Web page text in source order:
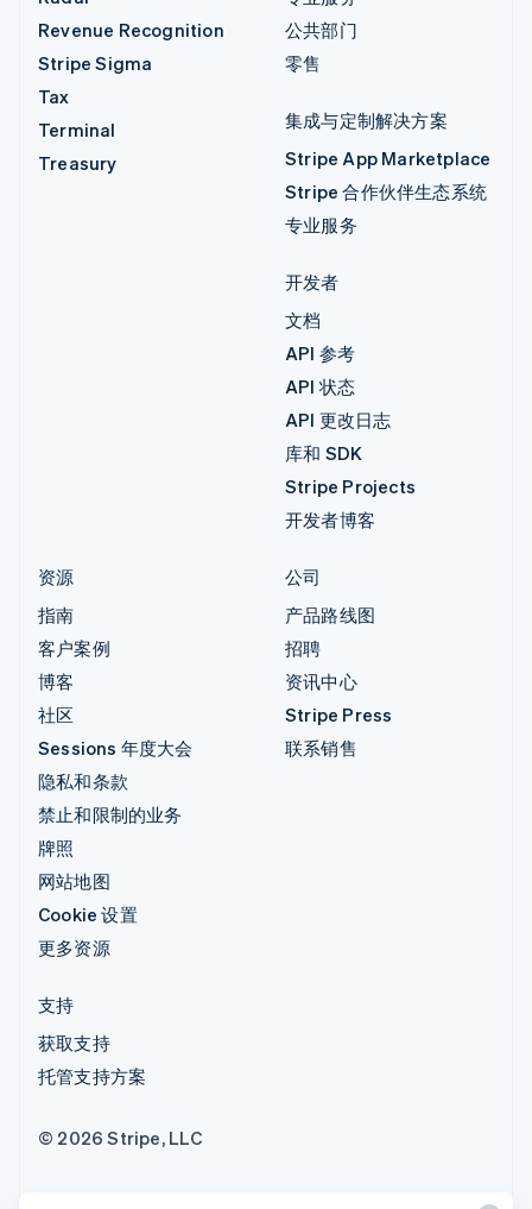
Revenue Recognition
Stripe Sigma
Tax
Terminal
Treasury
公共部门
零售
集成与定制解决方案
Stripe App Marketplace
Stripe 合作伙伴生态系统
专业服务
开发者
文档
API 参考
API 状态
API 更改日志
库和 SDK
Stripe Projects
开发者博客
资源
指南
客户案例
博客
社区
Sessions 年度大会
隐私和条款
禁止和限制的业务
牌照
网站地图
Cookie 设置
更多资源
公司
产品路线图
招聘
资讯中心
Stripe Press
联系销售
支持
获取支持
托管支持方案
© 2026 Stripe, LLC